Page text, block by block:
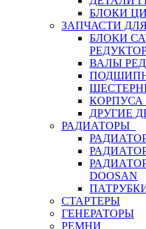
БЛОКИ
ЗАПЧАСТИ
БЛОКИ
ВАЛЫ
КОРПУСА
ДРУГИЕ
РАДИАТОРЫ
DOOSAN
СТАРТЕРЫ
ГЕНЕРАТОРЫ
РЕМНИ